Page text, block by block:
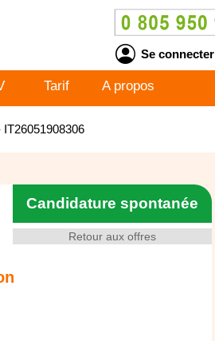
Se connecter
Tarif A propos
Retour aux offres
Candidature spontanée